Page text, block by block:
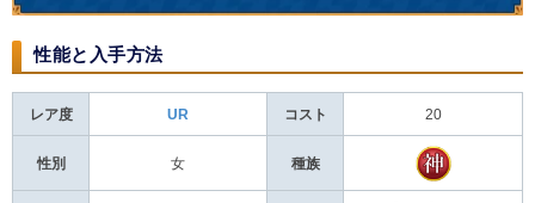
性能と入手方法
レア度 UR コスト 20
性別 女 種族